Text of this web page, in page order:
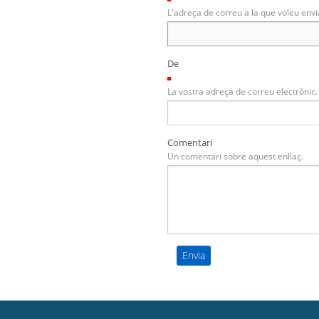
L'adreça de correu a la que voleu
De
La vostra adreça de correu electrònic.
Comentari
Un comentari sobre aquest enllaç.